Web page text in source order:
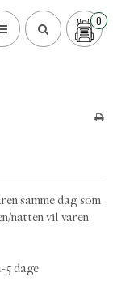
0
samme dag som
natten vil varen
5 dage